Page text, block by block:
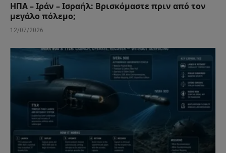
ΗΠΑ – Ιράν – Ισραήλ: Βρισκόμαστε πριν από τον
μεγάλο πόλεμο;
12/07/2026